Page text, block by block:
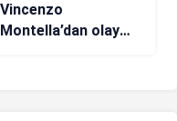
Vincenzo
Montella’dan olay